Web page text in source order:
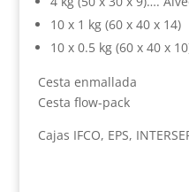
10 x 1 kg (60 x 40 x 14)
10 x 0.5 kg (60 x 40 x
Cesta enmallada
Cesta flow-pack
Cajas IFCO, EPS,